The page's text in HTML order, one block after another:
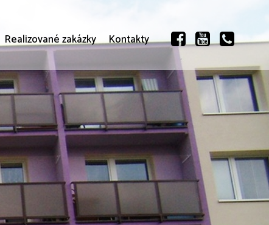
Realizované zakázky Kontakty